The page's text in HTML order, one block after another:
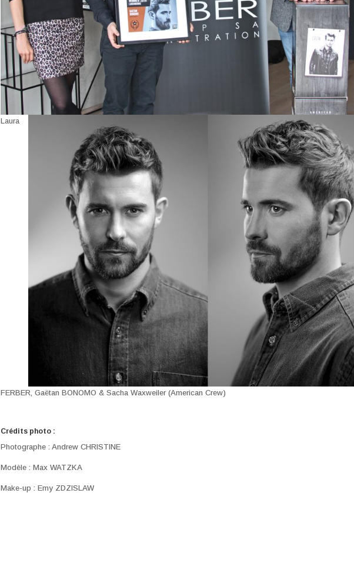
Laura
FERBER, Gaëtan BONOMO & Sacha Waxweiler (American Crew)
Crédits photo :
Photographe : Andrew CHRISTINE
Modèle : Max WATZKA
Make-up : Emy ZDZISLAW